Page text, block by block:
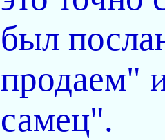
был
продаем"
самец".